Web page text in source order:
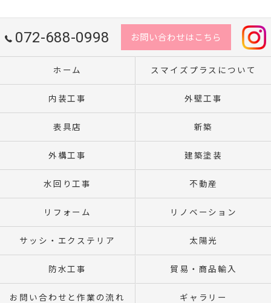
072-688-0998 お問い合わせはこちら
ホーム スマイズプラスについて
内装工事 外壁工事
表具店 新築
外構工事 建築塗装
水回り工事 不動産
リフォーム リノベーション
サッシ・エクステリア 太陽光
防水工事 貿易・商品輸入
お問い合わせと作業の流れ ギャラリー